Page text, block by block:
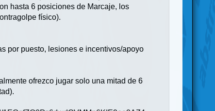
hasta 6 posiciones de Marcaje, los
físico).
por puesto, lesiones e incentivos/apoyo
ofrezco jugar solo una mitad de 6